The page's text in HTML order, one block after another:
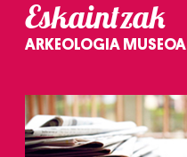
Eskaintzak
ARKEOLOGIA MUSEOA